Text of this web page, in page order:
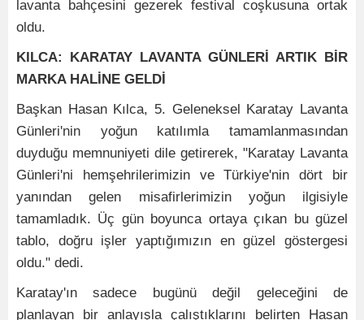
lavanta bahçesini gezerek festival coşkusuna ortak
oldu.
KILCA: KARATAY LAVANTA GÜNLERİ ARTIK BİR
MARKA HALİNE GELDİ
Başkan Hasan Kılca, 5. Geleneksel Karatay Lavanta
Günleri'nin yoğun katılımla tamamlanmasından
duyduğu memnuniyeti dile getirerek, "Karatay Lavanta
Günleri'ni hemşehrilerimizin ve Türkiye'nin dört bir
yanından gelen misafirlerimizin yoğun ilgisiyle
tamamladık. Üç gün boyunca ortaya çıkan bu güzel
tablo, doğru işler yaptığımızın en güzel göstergesi
oldu." dedi.
Karatay'ın sadece bugünü değil geleceğini de
planlayan bir anlayışla çalıştıklarını belirten Hasan